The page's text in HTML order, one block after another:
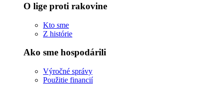
O lige proti rakovine
Kto sme
Z histórie
Ako sme hospodárili
Výročné správy
Použitie financií